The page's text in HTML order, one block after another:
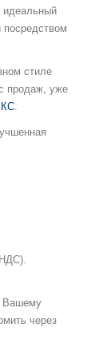
стиле
продаж, уже
.
Вашему
через